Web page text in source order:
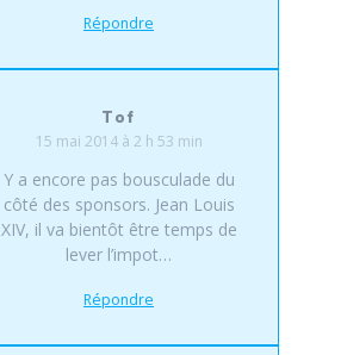
Répondre
Tof
15 mai 2014 à 2 h 53 min
Y a encore pas bousculade du
côté des sponsors. Jean Louis
XIV, il va bientôt être temps de
lever l’impot…
Répondre